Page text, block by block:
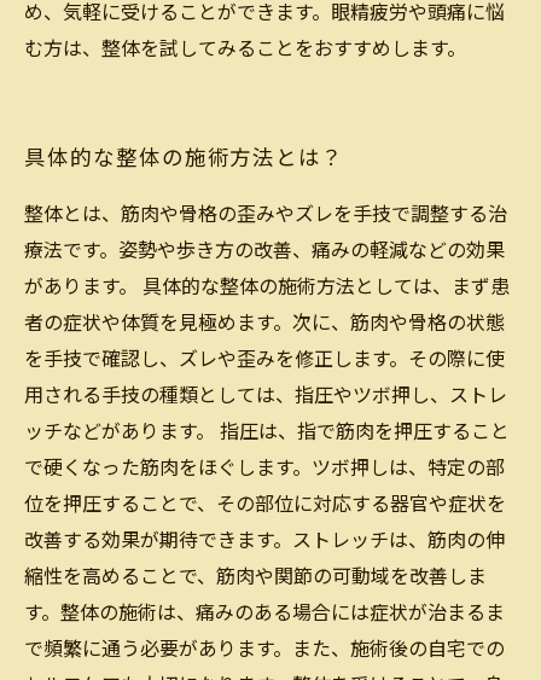
め、気軽に受けることができます。眼精疲労や頭痛に悩
む方は、整体を試してみることをおすすめします。
具体的な整体の施術方法とは？
整体とは、筋肉や骨格の歪みやズレを手技で調整する治
療法です。姿勢や歩き方の改善、痛みの軽減などの効果
があります。 具体的な整体の施術方法としては、まず患
者の症状や体質を見極めます。次に、筋肉や骨格の状態
を手技で確認し、ズレや歪みを修正します。その際に使
用される手技の種類としては、指圧やツボ押し、ストレ
ッチなどがあります。 指圧は、指で筋肉を押圧すること
で硬くなった筋肉をほぐします。ツボ押しは、特定の部
位を押圧することで、その部位に対応する器官や症状を
改善する効果が期待できます。ストレッチは、筋肉の伸
縮性を高めることで、筋肉や関節の可動域を改善しま
す。整体の施術は、痛みのある場合には症状が治まるま
で頻繁に通う必要があります。また、施術後の自宅での